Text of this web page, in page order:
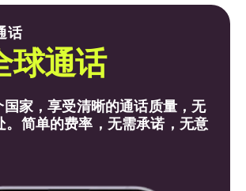
话
球通话
家，享受清晰的通话质量，无
。简单的费率，无需承诺，无意